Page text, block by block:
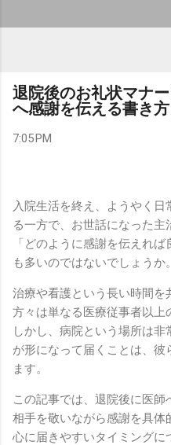
退院後のお礼状マナ
へ感謝を伝える書き
7:05 PM
入院生活を終え、ようやく
る一方で、お世話になった主
「どのように感謝を伝えれ
も多いのではないでしょうか。
治療や看護という長い時間
方々は単なる医療従事者以上
しかし、病院という場所は
が形になって届くことは、彼
ます。
この記事では、退院後に医師
相手を敬いながら感謝を具体
心に届きやすいタイミングに